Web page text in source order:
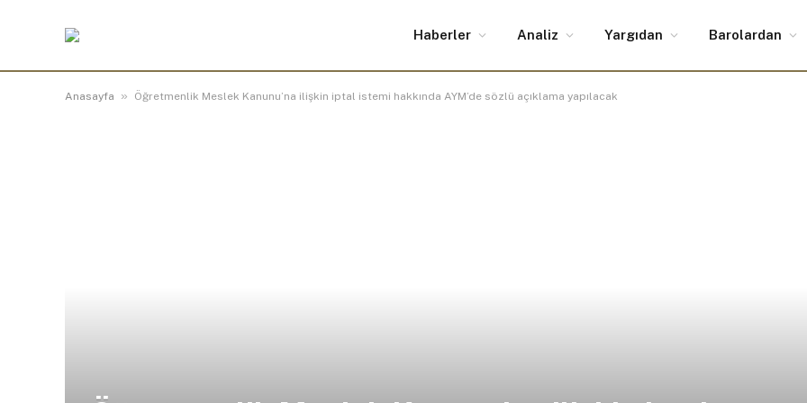
Haberler Analiz Yargıdan Barolardan
Anasayfa » Öğretmenlik Meslek Kanunu’na ilişkin iptal istemi hakkında AYM’de sözlü açıklama yapılacak